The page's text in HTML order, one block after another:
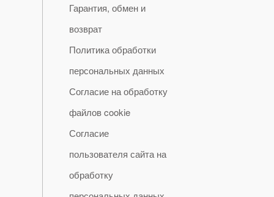
Гарантия, обмен и
возврат
Политика обработки
персональных данных
Согласие на обработку
файлов cookie
Согласие
пользователя сайта на
обработку